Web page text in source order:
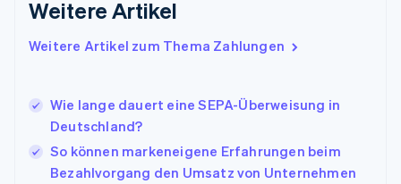
Weitere Artikel
Weitere Artikel zum Thema Zahlungen
Wie lange dauert eine SEPA-Überweisung in
Deutschland?
So können markeneigene Erfahrungen beim
Bezahlvorgang den Umsatz von Unternehmen
English
Italien
Italiano English
EnglishFrançais
Kroatien
EnglishItaliano
Lettland